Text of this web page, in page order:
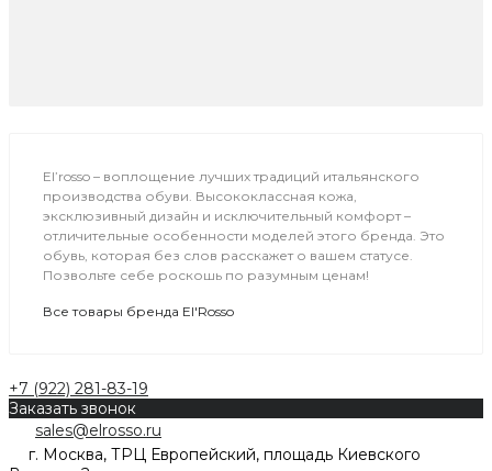
El’rosso – воплощение лучших традиций итальянского
производства обуви. Высококлассная кожа,
эксклюзивный дизайн и исключительный комфорт –
отличительные особенности моделей этого бренда. Это
обувь, которая без слов расскажет о вашем статусе.
Позвольте себе роскошь по разумным ценам!
Все товары бренда El'Rosso
+7 (922) 281-83-19
Заказать звонок
sales@elrosso.ru
г. Москва, ТРЦ Европейский, площадь Киевского